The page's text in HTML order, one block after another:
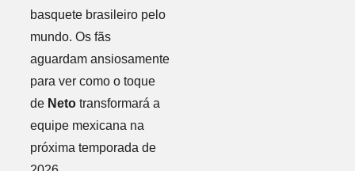
basquete brasileiro pelo
mundo. Os fãs
aguardam ansiosamente
para ver como o toque
de Netotransformará a
equipe mexicana na
próxima temporada de